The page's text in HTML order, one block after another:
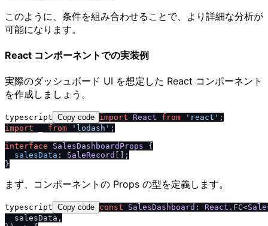
このように、条件を組み合わせることで、より詳細な分析が
可能になります。
React コンポーネントでの実装例
実際のダッシュボード UI を想定した React コンポーネント
を作成しましょう。
typescript Copy code import React from 'react'
import
from 'lodash' ;
interface
SalesDashboardProps {
salesData : SaleRecord
[];
まず、コンポーネントの Props の型を定義します。
typescript Copy code const SalesDashboard : React . FC<
  salesData,